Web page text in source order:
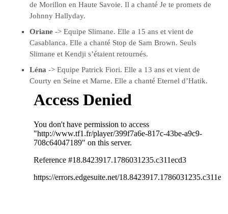
de Morillon en Haute Savoie. Il a chanté Je te promets de
Johnny Hallyday.
Oriane-> Equipe Slimane. Elle a 15 ans et vient de
Casablanca. Elle a chanté Stop de Sam Brown. Seuls
Slimane et Kendji s’étaient retournés.
Léna -> Equipe Patrick Fiori. Elle a 13 ans et vient de
Courty en Seine et Marne. Elle a chanté Eternel d’Hatik.